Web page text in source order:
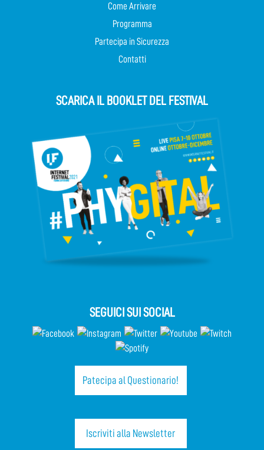
Come Arrivare
Programma
Partecipa in Sicurezza
Contatti
SCARICA IL BOOKLET DEL FESTIVAL
SEGUICI SUI SOCIAL
Patecipa al Questionario!
Iscriviti alla Newsletter